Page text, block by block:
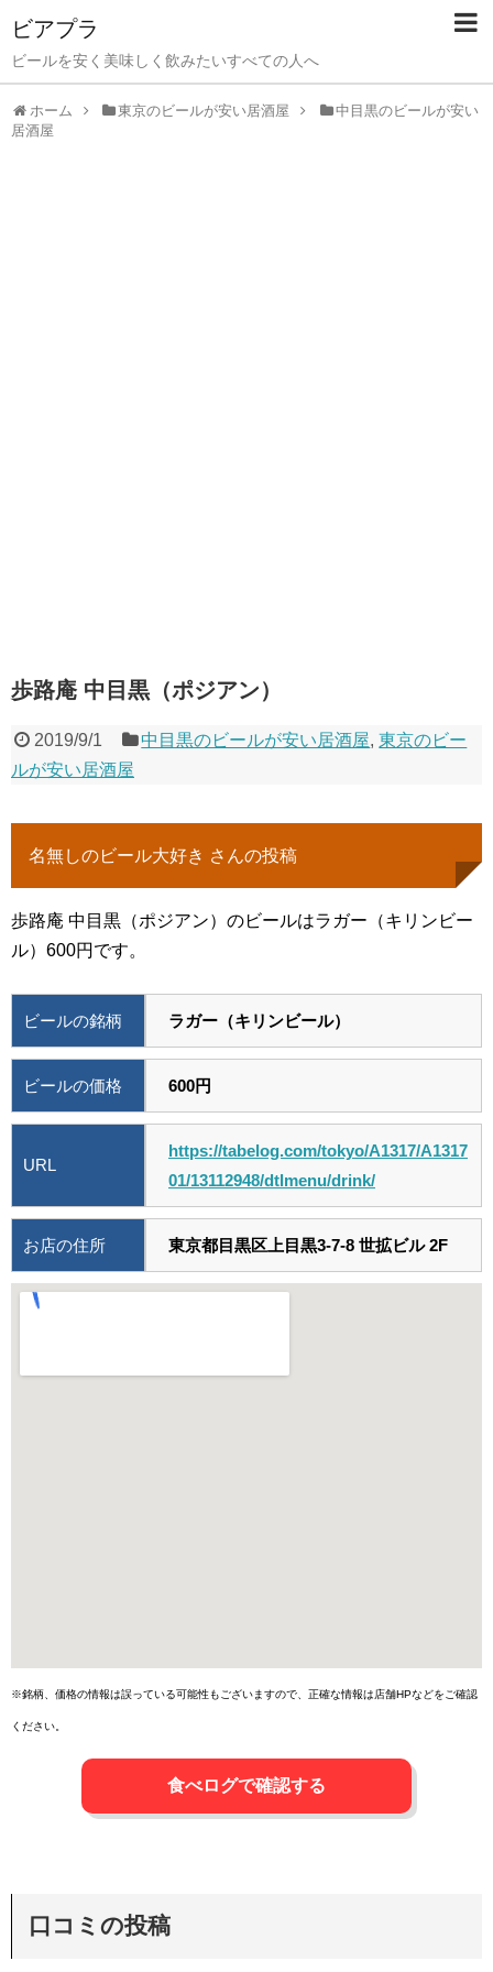
ビアプラ
ビールを安く美味しく飲みたいすべての人へ
ホーム 東京のビールが安い居酒屋
中目黒のビールが安い
居酒屋
歩路庵 中目黒（ポジアン）
2019/9/1 中目黒のビールが安い居酒屋,東京のビー
ルが安い居酒屋
名無しのビール大好き さんの投稿
歩路庵 中目黒（ポジアン）のビールはラガー（キリンビー
ル）600円です。
ビールの銘柄 ラガー（キリンビール）
ビールの価格 600円
URL
https://tabelog.com/tokyo/A1317/A1317
01/13112948/dtlmenu/drink/
お店の住所 東京都目黒区上目黒3-7-8 世拡ビル 2F
※銘柄、価格の情報は誤っている可能性もございますので、正確な情報は店舗HPなどをご確認
ください。
食べログで確認する
口コミの投稿